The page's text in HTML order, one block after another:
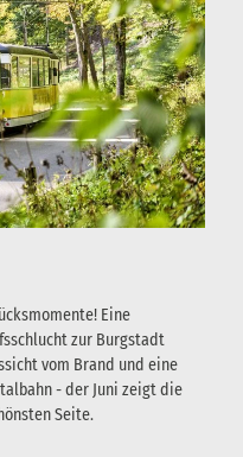
Eine
zur Burgstadt
vom Brand und eine
- der Juni zeigt die
Seite.